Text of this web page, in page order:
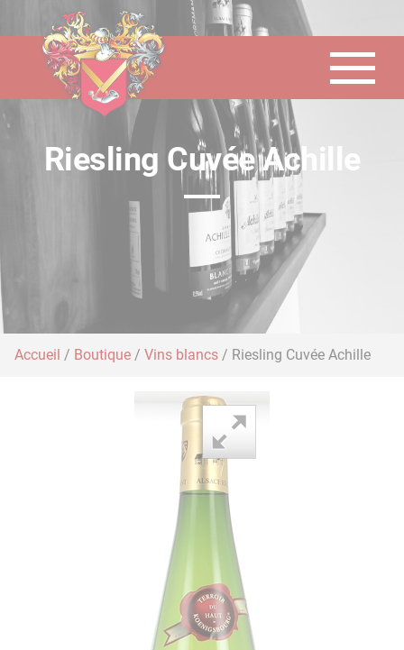
Riesling Cuvée Achille
Accueil / Boutique / Vins blancs / Riesling Cuvée Achille
Panneau de gestion des cookies